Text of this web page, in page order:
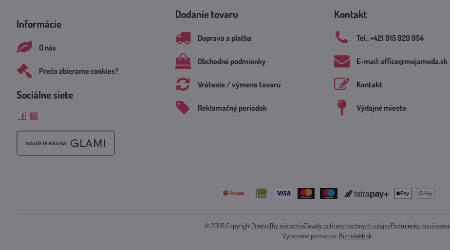
Informácie
O nás
Prečo zbierame cookies?
Sociálne siete
FacebookInstagram
Dodanie tovaru
Doprava a platba
Obchodné podmienky
Vrátenie / výmena tovaru
Reklamačný poriadok
Kontakt
Tel​.: +421 915 929 954
E-mail: office​@mojamoda​.sk
Kontakt
Výdajné miesto
©2026 CopyrightPredvoľby súkromiaZásady ochrany osobných údajovPodmienky používania
Vytvorené pomocou: BiznisWeb.sk